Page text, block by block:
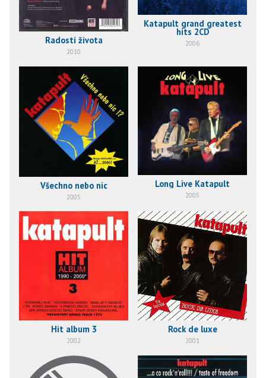
Radosti života
2010
Katapult grand greatest
hits 2CD
2006
Všechno nebo nic
2005
Long Live Katapult
2005
Hit album 3
2002
Rock de luxe
2001